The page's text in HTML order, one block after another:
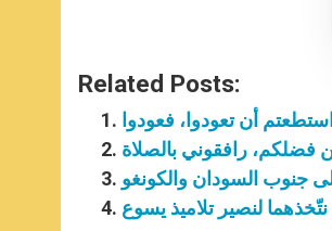
Related Posts:
استطعتم أن تعودوا، فعودوا
فضلكم، رافقوني بالصلاة
جنوب السودان والكونغو
لنصير تلاميذ يسوع